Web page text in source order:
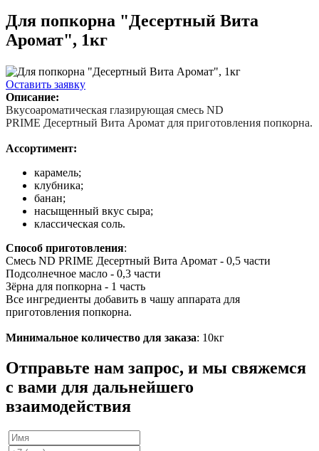
Для попкорна "Десертный Вита
Аромат", 1кг
Оставить заявку
Описание:
Вкусоароматическая глазирующая смесь ND
PRIME Десертный Вита Аромат для приготовления попкорна.
Ассортимент:
карамель;
клубника;
банан;
насыщенный вкус сыра;
классическая соль.
Способ приготовления:
Смесь ND PRIME Десертный Вита Аромат - 0,5 части
Подсолнечное масло - 0,3 части
Зёрна для попкорна - 1 часть
Все ингредиенты добавить в чашу аппарата для
приготовления попкорна.
Минимальное количество для заказа: 10кг
Отправьте нам запрос, и мы свяжемся
с вами для дальнейшего
взаимодействия